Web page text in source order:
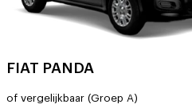
FIAT PANDA
of vergelijkbaar (Groep A)